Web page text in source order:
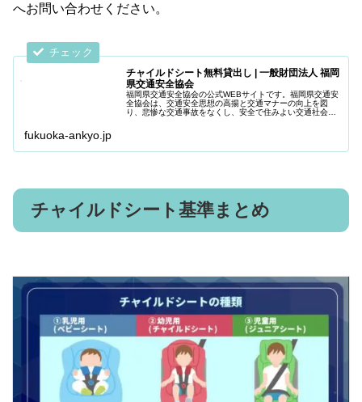
へお問い合わせください。
チャイルドシート無料貸出し | 一般財団法人 福岡
県交通安全協会
福岡県交通安全協会の公式WEBサイトです。福岡県交通安
全協会は、交通安全思想の高揚と交通マナーの向上を図
り、悲惨な交通事故をなくし、安全で住みよい交通社会の
fukuoka-ankyo.jp
チャイルドシート基準まとめ